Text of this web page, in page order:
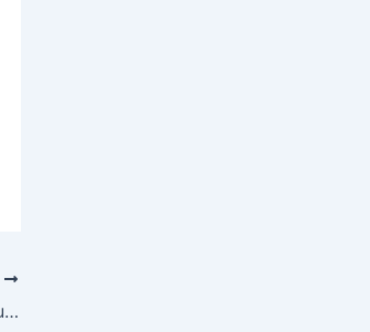
Specijalistički pregled fizijatra i ultrazvuk jednog segmenta u Poliklinici